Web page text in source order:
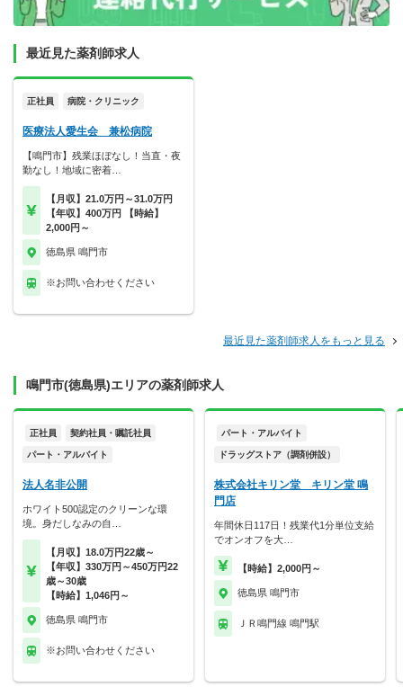
最近見た薬剤師求人
正社員 病院・クリニック
医療法人愛生会 兼松病院
【鳴門市】残業ほぼなし！当直・夜
勤なし！地域に密着…
【月収】21.0万円～31.0万円
【年収】400万円 【時給】
2,000円～
徳島県 鳴門市
※お問い合わせください
最近見た薬剤師求人をもっと見る
鳴門市(徳島県)エリアの薬剤師求人
正社員 契約社員・嘱託社員
パート・アルバイト
法人名非公開
ホワイト500認定のクリーンな環
境。身だしなみの自…
【月収】18.0万円22歳～
【年収】330万円～450万円22
歳～30歳
【時給】1,046円～
徳島県 鳴門市
※お問い合わせください
パート・アルバイト
ドラッグストア（調剤併設）
株式会社キリン堂 キリン堂 鳴
門店
年間休日117日！残業代1分単位支給
でオンオフを大…
【時給】2,000円～
徳島県 鳴門市
ＪＲ鳴門線 鳴門駅